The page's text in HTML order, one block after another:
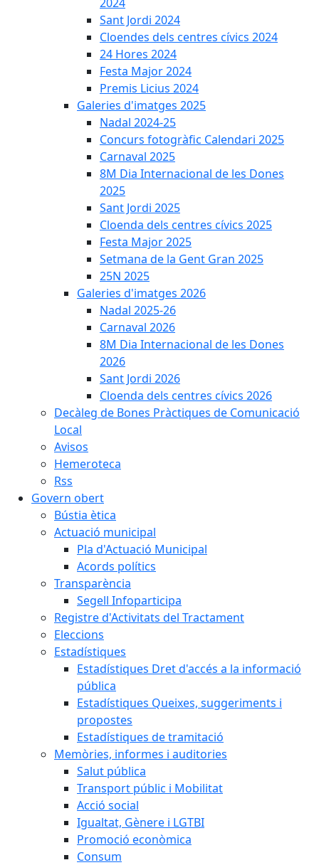
Sant Jordi 2024
Cloendes dels centres cívics 2024
24 Hores 2024
Festa Major 2024
Premis Licius 2024
Galeries d'imatges 2025
Nadal 2024-25
Concurs fotogràfic Calendari 2025
Carnaval 2025
8M Dia Internacional de les Dones
2025
Sant Jordi 2025
Cloenda dels centres cívics 2025
Festa Major 2025
Setmana de la Gent Gran 2025
25N 2025
Galeries d'imatges 2026
Nadal 2025-26
Carnaval 2026
8M Dia Internacional de les Dones
2026
Sant Jordi 2026
Cloenda dels centres cívics 2026
Decàleg de Bones Pràctiques de Comunicació
Local
Avisos
Hemeroteca
Rss
Govern obert
Bústia ètica
Actuació municipal
Pla d'Actuació Municipal
Acords polítics
Transparència
Segell Infoparticipa
Registre d'Activitats del Tractament
Eleccions
Estadístiques
Estadístiques Dret d'accés a la informació
pública
Estadístiques Queixes, suggeriments i
propostes
Estadístiques de tramitació
Memòries, informes i auditories
Salut pública
Transport públic i Mobilitat
Acció social
Igualtat, Gènere i LGTBI
Promoció econòmica
Consum